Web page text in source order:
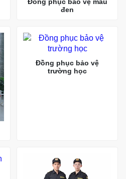
đen
Đồng phục bảo vệ
trường học